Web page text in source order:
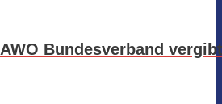
AWO Bundesverband